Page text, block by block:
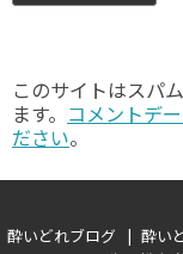
このサイトはスパ
ます。 コメントデ
ださい。
酔いどれブログ 酔い